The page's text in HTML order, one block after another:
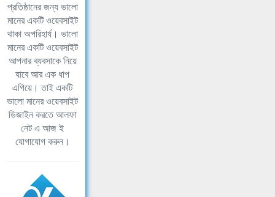
প্রতিষ্ঠানের জন্য ভালো
মানের একটি ওয়েবসাইট
থাকা অপরিহার্য। ভালো
মানের একটি ওয়েবসাইট
আপনার ব্যবসাকে নিয়ে
যাবে আর এক ধাপ
এগিয়ে। তাই একটি
ভালো মানের ওয়েবসাইট
ডিজাইন করতে আলফা
নেট এ আজ ই
যোগাযোগ করুন।